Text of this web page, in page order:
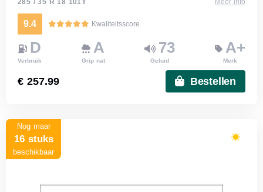
285 / 35 R 18 101Y Meer info
9.4 Kwaliteitsscore
D
Verbruik
A
Grip nat
73
Geluid
A+
Merk
€ 257.99 Bestellen
Nog maar
16 stuks
beschikbaar